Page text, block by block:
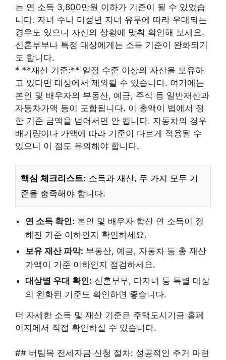
는 연 소득 3,800만원 이하가 기준이 될 수 있었습
니다. 자녀 수나 미성년 자녀 유무에 따라 우대되는
경우도 있으니 자신의 상황에 맞춰 확인해 보세요.
신혼부부나 특정 대상에게는 소득 기준이 완화되기
도 합니다.
* **재산 기준:** 일정 수준 이상의 자산을 보유하
고 있다면 대상에서 제외될 수 있습니다. 여기에는
본인 및 배우자의 부동산, 예금, 주식 등 일반재산과
자동차가액 등이 포함됩니다. 이 총액이 법에서 정
한 기준 금액을 넘어서면 안 됩니다. 자동차의 경우
배기량이나 가액에 따라 기준이 다르게 적용될 수
있으니 이 점도 유의해야 합니다.
핵심 체크리스트: 소득과 재산, 두 가지 모두 기
준을 충족해야 합니다.
연 소득 확인: 본인 및 배우자 합산 연 소득이 정
해진 기준 이하인지 확인하세요.
보유 재산 파악: 부동산, 예금, 자동차 등 총 재산
가액이 기준 이하인지 점검하세요.
대상별 우대 확인: 신혼부부, 다자녀 등 특별 대상
의 완화된 기준도 확인하면 좋습니다.
더 자세한 소득 및 재산 기준은 주택도시기금 홈페
이지에서 직접 확인하실 수 있습니다.
## 버팀목 전세자금 신청 절차: 성공적인 주거 마련